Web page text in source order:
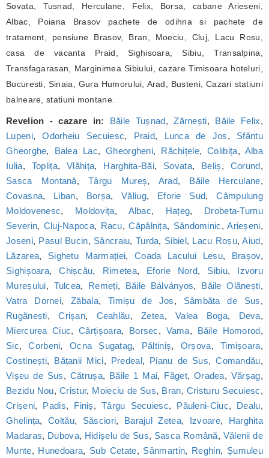
Sovata, Tusnad, Herculane, Felix, Borsa, cabane Arieseni,
Albac, Poiana Brasov pachete de odihna si pachete de
tratament, pensiune Brasov, Bran, Moeciu, Cluj, Lacu Rosu,
casa de vacanta Praid, Sighisoara, Sibiu, Transalpina,
Transfagarasan, Marginimea Sibiului, cazare Timisoara hoteluri,
Bucuresti, Sinaia, Gura Humorului, Arad, Busteni, Cazari statiuni
balneare, statiuni montane.
Revelion - cazare in: Băile Tușnad,Zărnești, Băile Felix,
Lupeni,Odorheiu Secuiesc, Praid, Lunca de Jos, Sfântu
Gheorghe, Balea Lac,Gheorgheni, Răchițele,Colibița, Alba
Iulia, Toplița,Vlăhița, Harghita-Băi, Sovata, Beliș, Corund,
Sasca Montană,Târgu Mureș, Arad, Băile Herculane,
Covasna, Liban, Borșa,Văliug, Eforie Sud,Câmpulung
Moldovenesc, Moldovița, Albac, Hațeg, Drobeta-Turnu
Severin, Cluj-Napoca, Racu,Căpâlnița, Sândominic,Arieșeni,
Joseni, Pasul Bucin, Sâncraiu, Turda, Sibiel, Lacu Roșu,Aiud,
Lăzarea, Sighetu Marmației,Coada Lacului Lesu, Brașov,
Sighișoara,Chișcău, Rimetea, Eforie Nord, Sibiu, Izvoru
Mureșului, Tulcea, Remeți, Băile Bálványos, Băile Olănești,
Vatra Dornei,Zăbala, Timișu de Jos, Sâmbăta de Sus,
Rugănești,Crișan, Ceahlău,Zetea,Valea Boga, Deva,
Miercurea Ciuc,Cârțișoara, Borsec, Vama, Băile Homorod,
Sic,Corbeni, Ocna Șugatag, Păltiniș, Orșova, Timișoara,
Costinești, Bățanii Mici, Predeal, Pianu de Sus,Comandău,
Vișeu de Sus, Cătrușa, Băile 1 Mai, Făget, Oradea, Vărșag,
Bezidu Nou,Cristur, Moieciu de Sus, Bran, Cristuru Secuiesc,
Crișeni, Padis, Finiș,Târgu Secuiesc, Păuleni-Ciuc, Dealu,
Ghelința,Coltău, Săsciori, Barajul Zetea, Izvoare, Harghita
Madaras, Dubova, Hidișelu de Sus, Sasca Română, Vălenii de
Munte, Hunedoara, Sub Cetate, Sânmartin, Reghin, Șumuleu